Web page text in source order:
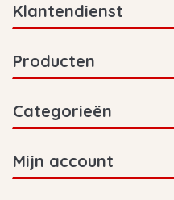
Klantendienst
Producten
Categorieën
Mijn account